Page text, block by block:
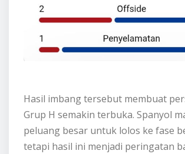
Hasil imbang tersebut membuat
Grup H semakin terbuka. Spanyol
peluang besar untuk lolos ke fase
tetapi hasil ini menjadi peringatan